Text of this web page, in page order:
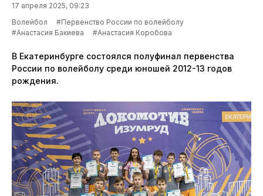
17 апреля 2025, 09:23
Волейбол
#Первенство России по волейболу
#Анастасия Бакиева
#Анастасия Коробова
В Екатеринбурге состоялся полуфинал первенства
России по волейболу среди юношей 2012-13 годов
рождения.